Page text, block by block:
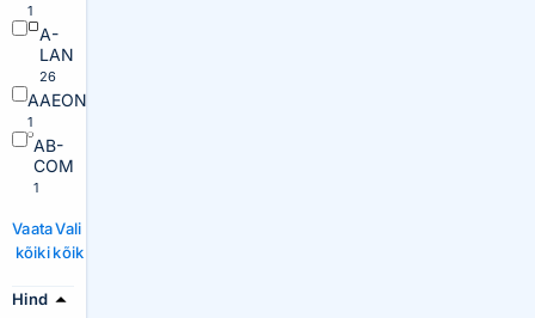
1
A-
LAN
26
AAEON
1
AB-
COM
1
Vaata
kõiki
Vali
kõik
Hind